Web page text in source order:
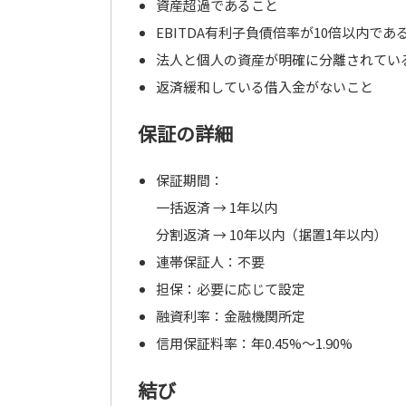
資産超過であること
EBITDA有利子負債倍率が10倍以内であ
法人と個人の資産が明確に分離されてい
返済緩和している借入金がないこと
保証の詳細
保証期間：
一括返済 → 1年以内
分割返済 → 10年以内（据置1年以内）
連帯保証人：不要
担保：必要に応じて設定
融資利率：金融機関所定
信用保証料率：年0.45%～1.90%
結び